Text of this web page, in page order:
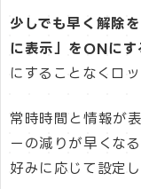
少しでも早く解除
に表示」をONにす
にすることなくロ
常時時間と情報が
ーの減りが早くな
好みに応じて設定